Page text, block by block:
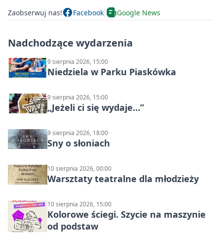
Zaobserwuj nas! Facebook Google News
Nadchodzące wydarzenia
9 sierpnia 2026, 15:00
Niedziela w Parku Piaskówka
9 sierpnia 2026, 15:00
„Jeżeli ci się wydaje…”
9 sierpnia 2026, 18:00
Sny o słoniach
10 sierpnia 2026, 00:00
Warsztaty teatralne dla młodzieży
10 sierpnia 2026, 15:00
Kolorowe ściegi. Szycie na maszynie
od podstaw